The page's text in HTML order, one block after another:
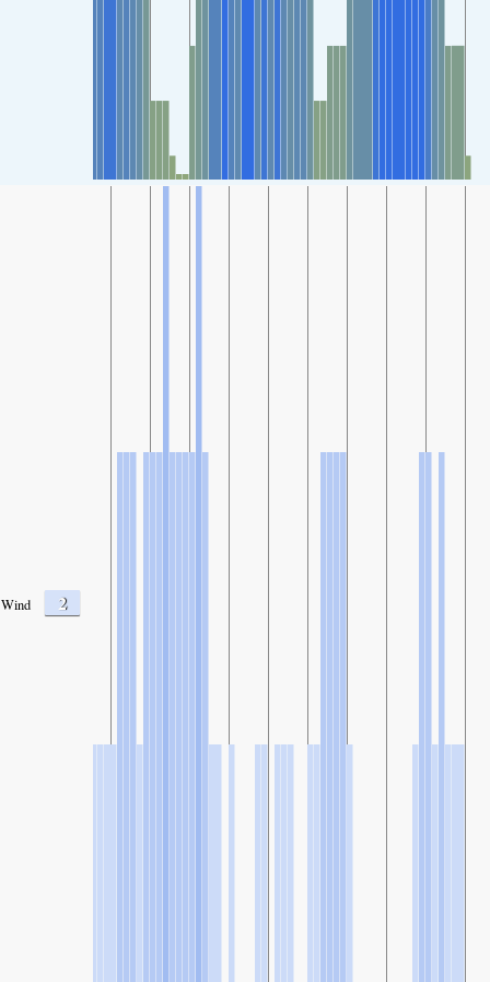
Wind 2